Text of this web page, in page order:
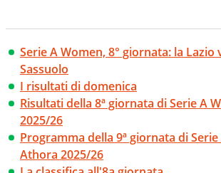
Serie A Women, 8° giornata: la Lazio
Sassuolo
I risultati di domenica
Risultati della 8ª giornata di Serie A
2025/26
Programma della 9ª giornata di
Athora 2025/26